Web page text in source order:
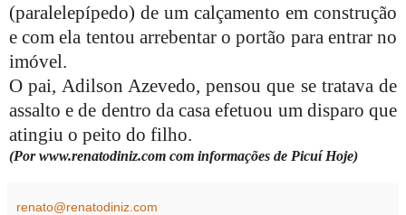
(paralelepípedo) de um calçamento em construção
e com ela tentou arrebentar o portão para entrar no
imóvel.
O pai, Adilson Azevedo, pensou que se tratava de
assalto e de dentro da casa efetuou um disparo que
atingiu o peito do filho.
(Por www.renatodiniz.com com informações de Picuí Hoje)
renato@renatodiniz.com